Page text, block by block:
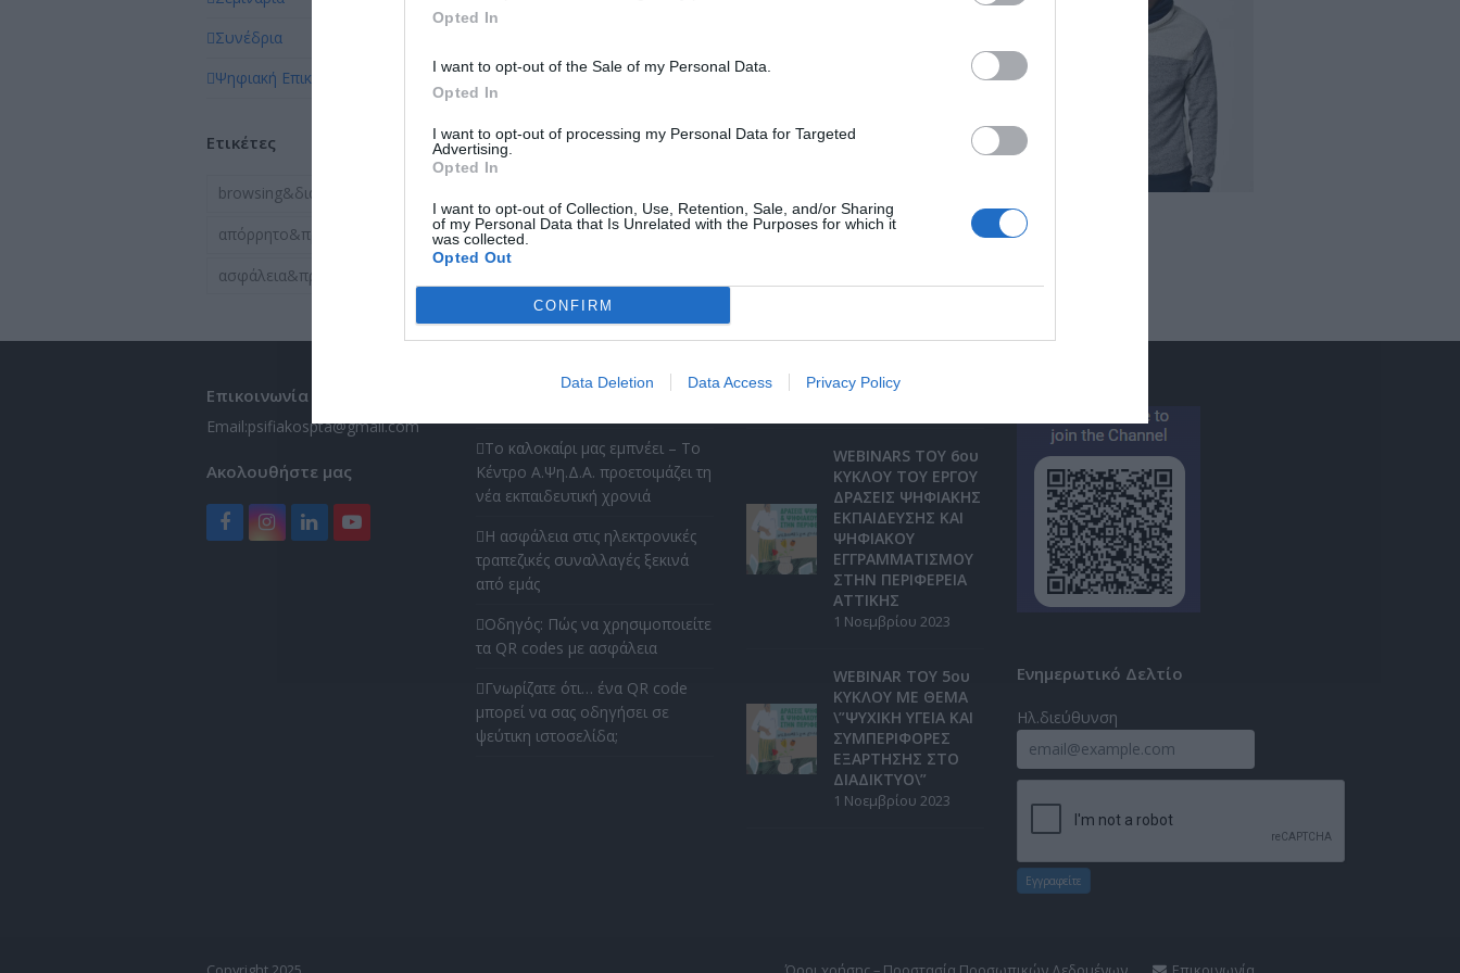
Opted In
I want to opt-out of the Sale of my Personal Data.
Opted In
I want to opt-out of processing my Personal Data for Targeted
Advertising.
Opted In
I want to opt-out of Collection, Use, Retention, Sale, and/or Sharing
of my Personal Data that Is Unrelated with the Purposes for which it
was collected.
Opted Out
CONFIRM
Data Deletion Data Access Privacy Policy
Συνέδρια
Ψηφιακή Επικαιρότητα
(24)
Ετικέτες
browsing&διαδίκτυο
απόρρητο&προσωπικάδεδομένα
ασφάλεια&προστασία
Επικοινωνία
Email:psifiakospta@gmail.com
Ακολουθήστε μας
Facebook
Instagram
LinkedInYouTube
Το καλοκαίρι μας εμπνέει – Το
Κέντρο Α.Ψη.Δ.Α. προετοιμάζει τη
νέα εκπαιδευτική χρονιά
Η ασφάλεια στις ηλεκτρονικές
τραπεζικές συναλλαγές ξεκινά
από εμάς
Οδηγός: Πώς να χρησιμοποιείτε
τα QR codes με ασφάλεια
Γνωρίζατε ότι… ένα QR code
μπορεί να σας οδηγήσει σε
ψεύτικη ιστοσελίδα;
#Webinars
WEBINARS ΤΟΥ 6ου
ΚΥΚΛΟΥ ΤΟΥ ΕΡΓΟΥ
ΔΡΑΣΕΙΣ ΨΗΦΙΑΚΗΣ
ΕΚΠΑΙΔΕΥΣΗΣ ΚΑΙ
ΨΗΦΙΑΚΟΥ
ΕΓΓΡΑΜΜΑΤΙΣΜΟΥ
ΣΤΗΝ ΠΕΡΙΦΕΡΕΙΑ
ΑΤΤΙΚΗΣ
1 Νοεμβρίου 2023
WEBINAR ΤΟΥ 5ου
ΚΥΚΛΟΥ ΜΕ ΘΕΜΑ
\”ΨΥΧΙΚΗ ΥΓΕΙΑ ΚΑΙ
ΣΥΜΠΕΡΙΦΟΡΕΣ
ΕΞΑΡΤΗΣΗΣ ΣΤΟ
ΔΙΑΔΙΚΤΥΟ\”
1 Νοεμβρίου 2023
Ενημερωτικό Δελτίο
Ηλ.διεύθυνση
Εγγραφείτε